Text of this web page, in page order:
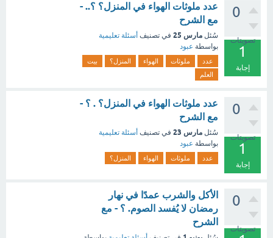
0
تصويتات
1
إجابة
عدد ملوثات الهواء في المنزل؟ ؟.. -
مع الشرح
سُئل مارس 25 في تصنيف أسئلة تعليمية
بواسطة عبود
عدد ملوثات الهواء المنزل؟
بيت
العلم
0
تصويتات
1
إجابة
عدد ملوثات الهواء في المنزل؟ . ؟ -
مع الشرح
سُئل مارس 23 في تصنيف أسئلة تعليمية
بواسطة عبود
عدد ملوثات الهواء المنزل؟
0
تصويتات
الأكل والشرب عمدًا في نهار
رمضان لا يُفسد الصوم. ؟ - مع
الشرح